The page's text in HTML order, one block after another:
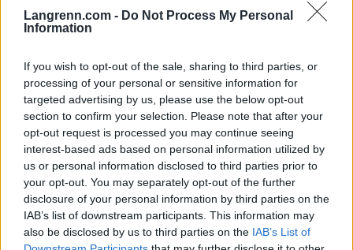
Langrenn.com - Do Not Process My Personal
Information
If you wish to opt-out of the sale, sharing to third parties, or
processing of your personal or sensitive information for
targeted advertising by us, please use the below opt-out
section to confirm your selection. Please note that after your
opt-out request is processed you may continue seeing
interest-based ads based on personal information utilized by
us or personal information disclosed to third parties prior to
your opt-out. You may separately opt-out of the further
disclosure of your personal information by third parties on the
IAB’s list of downstream participants. This information may
also be disclosed by us to third parties on the IAB’s List of
Søndagens skøyterenn gikk under fine forhold, og
det var i dameklassen den norske deltagelsen var
ble beste norske på 4.plass, med et bra
gjennomført løp. Det var lite som skilte de beste,
og Bente på 5.plass var 17 sekunder bak
Belmondo. Også her gikk Hilde Gjermundshaug
Pedersen et bra løp, og i tillegg fikk vi inn Anja R.
Veum på en hyggelig og oppmuntrende 8.plass
(Delt med Tina Bay). Av andre lovende norske
ungjenter fikk vi Vibeke Skofterud inn på 12.
Plass, men ikke mer enn 26 sekunder bak Elin
Nilsen, og 40 sekunder bak Belmondo.